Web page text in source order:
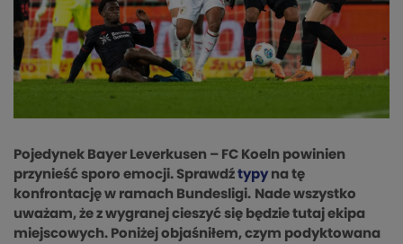
Pojedynek Bayer Leverkusen – FC Koeln powinien
przynieść sporo emocji. Sprawdź typy na tę
konfrontację w ramach Bundesligi. Nade wszystko
uważam, że z wygranej cieszyć się będzie tutaj ekipa
miejscowych. Poniżej objaśniłem, czym podyktowana